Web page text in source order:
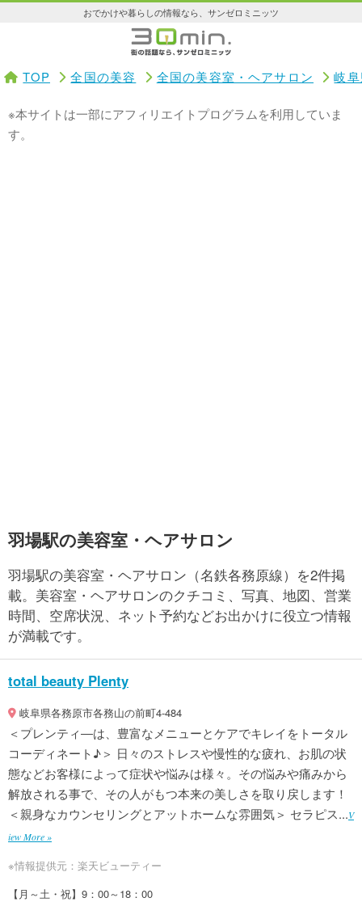
おでかけや暮らしの情報なら、サンゼロミニッツ
TOP 全国の美容 全国の美容室・ヘアサロン 岐
※本サイトは一部にアフィリエイトプログラムを利用していま
す。
羽場駅の美容室・ヘアサロン
羽場駅の美容室・ヘアサロン（名鉄各務原線）を2件掲
載。美容室・ヘアサロンのクチコミ、写真、地図、営業
時間、空席状況、ネット予約などお出かけに役立つ情報
が満載です。
total beauty Plenty
岐阜県各務原市各務山の前町4-484
＜プレンティ―は、豊富なメニューとケアでキレイをトータル
コーディネート♪＞ 日々のストレスや慢性的な疲れ、お肌の状
態などお客様によって症状や悩みは様々。その悩みや痛みから
解放される事で、その人がもつ本来の美しさを取り戻します！
＜親身なカウンセリングとアットホームな雰囲気＞ セラピス...V
iew More »
※情報提供元：楽天ビューティー
【月～土・祝】9：00～18：00